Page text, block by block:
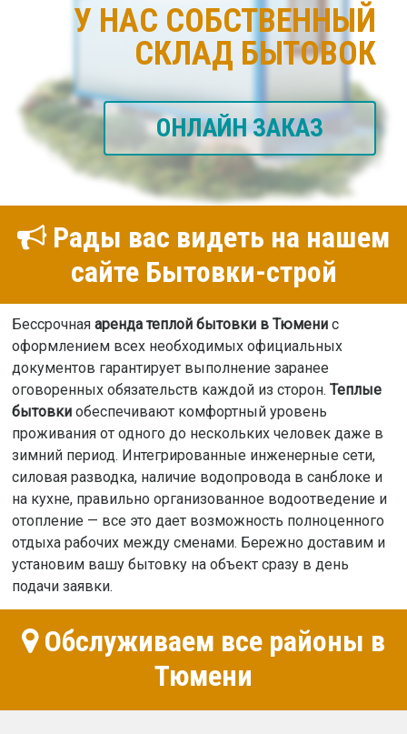
У НАС СОБСТВЕННЫЙ
СКЛАД БЫТОВОК
ОНЛАЙН ЗАКАЗ
Рады вас видеть на нашем
сайте Бытовки-строй
Бессрочная аренда теплой бытовки в Тюменис
оформлением всех необходимых официальных
документов гарантирует выполнение заранее
оговоренных обязательств каждой из сторон. Теплые
бытовкиобеспечивают комфортный уровень
проживания от одного до нескольких человек даже в
зимний период. Интегрированные инженерные сети,
силовая разводка, наличие водопровода в санблоке и
на кухне, правильно организованное водоотведение и
отопление — все это дает возможность полноценного
отдыха рабочих между сменами. Бережно доставим и
установим вашу бытовку на объект сразу в день
подачи заявки.
Обслуживаем все районы в
Тюмени